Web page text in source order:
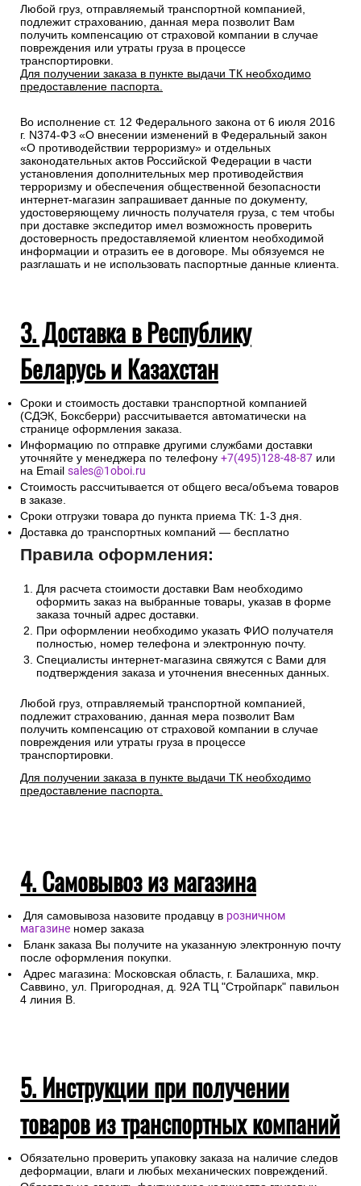
Любой груз, отправляемый транспортной компанией,
подлежит страхованию, данная мера позволит Вам
получить компенсацию от страховой компании в случае
повреждения или утраты груза в процессе
транспортировки.
Для получении заказа в пункте выдачи ТК необходимо
предоставление паспорта.
Во исполнение ст. 12 Федерального закона от 6 июля 2016
г. N374-ФЗ «О внесении изменений в Федеральный закон
«О противодействии терроризму» и отдельных
законодательных актов Российской Федерации в части
установления дополнительных мер противодействия
терроризму и обеспечения общественной безопасности
интернет-магазин запрашивает данные по документу,
удостоверяющему личность получателя груза, с тем чтобы
при доставке экспедитор имел возможность проверить
достоверность предоставляемой клиентом необходимой
информации и отразить ее в договоре. Мы обязуемся не
разглашать и не использовать паспортные данные клиента.
3. Доставка в Республику
Беларусь и Казахстан
Сроки и стоимость доставки транспортной компанией
(СДЭК, Боксберри) рассчитывается автоматически на
странице оформления заказа.
Информацию по отправке другими службами доставки
уточняйте у менеджера по телефону +7(495)128-48-87 или
на Email sales@1oboi.ru
Стоимость рассчитывается от общего веса/объема товаров
в заказе.
Сроки отгрузки товара до пункта приема ТК: 1-3 дня.
Доставка до транспортных компаний — бесплатно
Правила оформления:
Для расчета стоимости доставки Вам необходимо
оформить заказ на выбранные товары, указав в форме
заказа точный адрес доставки.
При оформлении необходимо указать ФИО получателя
полностью, номер телефона и электронную почту.
Специалисты интернет-магазина свяжутся с Вами для
подтверждения заказа и уточнения внесенных данных.
Любой груз, отправляемый транспортной компанией,
подлежит страхованию, данная мера позволит Вам
получить компенсацию от страховой компании в случае
повреждения или утраты груза в процессе
транспортировки.
Для получении заказа в пункте выдачи ТК необходимо
предоставление паспорта.
4. Самовывоз из магазина
Для самовывоза назовите продавцу в розничном
магазине номер заказа
Бланк заказа Вы получите на указанную электронную почту
после оформления покупки.
Адрес магазина: Московская область, г. Балашиха, мкр.
Саввино, ул. Пригородная, д. 92А ТЦ "Стройпарк" павильон
4 линия В.
5. Инструкции при получении
товаров из транспортных компаний
Обязательно проверить упаковку заказа на наличие следов
деформации, влаги и любых механических повреждений.